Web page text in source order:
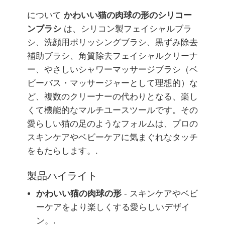
について かわいい猫の肉球の形のシリコー
ンブラシ は、シリコン製フェイシャルブラ
シ、洗顔用ポリッシングブラシ、黒ずみ除去
補助ブラシ、角質除去フェイシャルクリーナ
ー、やさしいシャワーマッサージブラシ（ベ
ビーバス・マッサージャーとして理想的）な
ど、複数のクリーナーの代わりとなる、楽し
くて機能的なマルチユースツールです。その
愛らしい猫の足のようなフォルムは、プロの
スキンケアやベビーケアに気まぐれなタッチ
をもたらします。.
製品ハイライト
かわいい猫の肉球の形 - スキンケアやベビ
ーケアをより楽しくする愛らしいデザイ
ン。.